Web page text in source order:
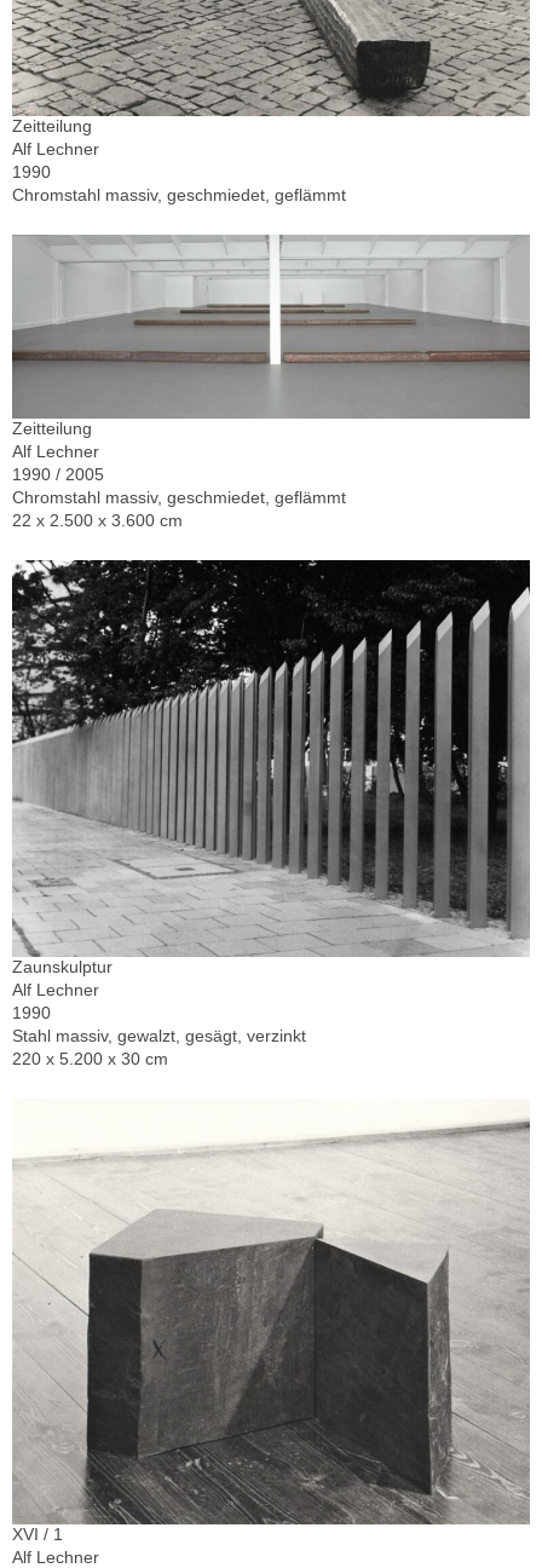
Zeitteilung
Alf Lechner
1990
Chromstahl massiv, geschmiedet, geflämmt
Zeitteilung
Alf Lechner
1990 / 2005
Chromstahl massiv, geschmiedet, geflämmt
22 x 2.500 x 3.600 cm
Zaunskulptur
Alf Lechner
1990
Stahl massiv, gewalzt, gesägt, verzinkt
220 x 5.200 x 30 cm
XVI / 1
Alf Lechner